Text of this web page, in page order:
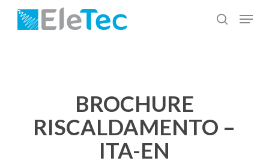
Salta
cerca
Menu
BROCHURE
RISCALDAMENTO –
ITA-EN